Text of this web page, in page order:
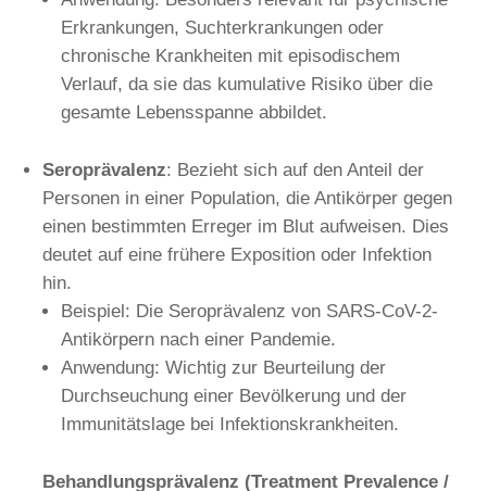
Erkrankungen, Suchterkrankungen oder
chronische Krankheiten mit episodischem
Verlauf, da sie das kumulative Risiko über die
gesamte Lebensspanne abbildet.
Seroprävalenz: Bezieht sich auf den Anteil der
Personen in einer Population, die Antikörper gegen
einen bestimmten Erreger im Blut aufweisen. Dies
deutet auf eine frühere Exposition oder Infektion
hin.
Beispiel: Die Seroprävalenz von SARS-CoV-2-
Antikörpern nach einer Pandemie.
Anwendung: Wichtig zur Beurteilung der
Durchseuchung einer Bevölkerung und der
Immunitätslage bei Infektionskrankheiten.
Behandlungsprävalenz (Treatment Prevalence /